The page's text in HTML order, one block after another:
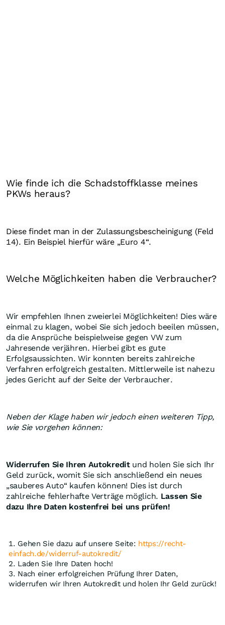
Wie finde ich die Schadstoffklasse meines
PKWs heraus?
Diese findet man in der Zulassungsbescheinigung (Feld
14). Ein Beispiel hierfür wäre „Euro 4“.
Welche Möglichkeiten haben die Verbraucher?
Wir empfehlen Ihnen zweierlei Möglichkeiten! Dies wäre
einmal zu klagen, wobei Sie sich jedoch beeilen müssen,
da die Ansprüche beispielweise gegen VW zum
Jahresende verjähren. Hierbei gibt es gute
Erfolgsaussichten. Wir konnten bereits zahlreiche
Verfahren erfolgreich gestalten. Mittlerweile ist nahezu
jedes Gericht auf der Seite der Verbraucher.
Neben der Klage haben wir jedoch einen weiteren Tipp,
wie Sie vorgehen können:
Widerrufen Sie Ihren Autokreditund holen Sie sich Ihr
Geld zurück, womit Sie sich anschließend ein neues
„sauberes Auto“ kaufen können! Dies ist durch
zahlreiche fehlerhafte Verträge möglich. Lassen Sie
dazu Ihre Daten kostenfrei bei uns prüfen!
Gehen Sie dazu auf unsere Seite: https://recht-
einfach.de/widerruf-autokredit/
Laden Sie Ihre Daten hoch!
Nach einer erfolgreichen Prüfung Ihrer Daten,
widerrufen wir Ihren Autokredit und holen Ihr Geld zurück!